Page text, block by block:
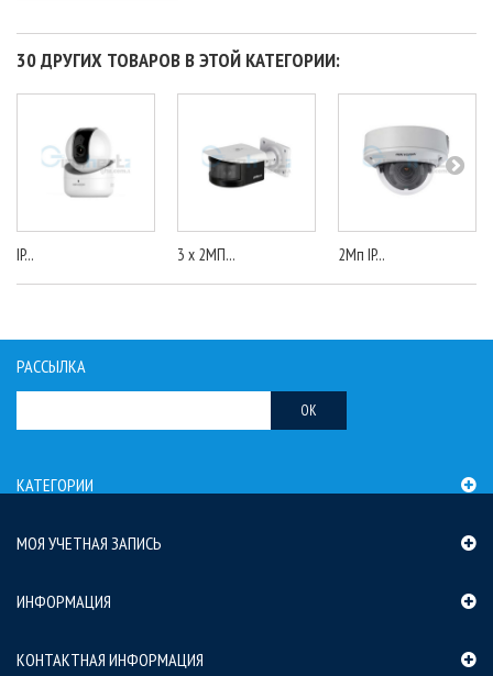
30 ДРУГИХ ТОВАРОВ В ЭТОЙ КАТЕГОРИИ:
IP... 3 x 2МП... 2Мп IP...
РАССЫЛКА
OK
КАТЕГОРИИ
МОЯ УЧЕТНАЯ ЗАПИСЬ
ИНФОРМАЦИЯ
КОНТАКТНАЯ ИНФОРМАЦИЯ